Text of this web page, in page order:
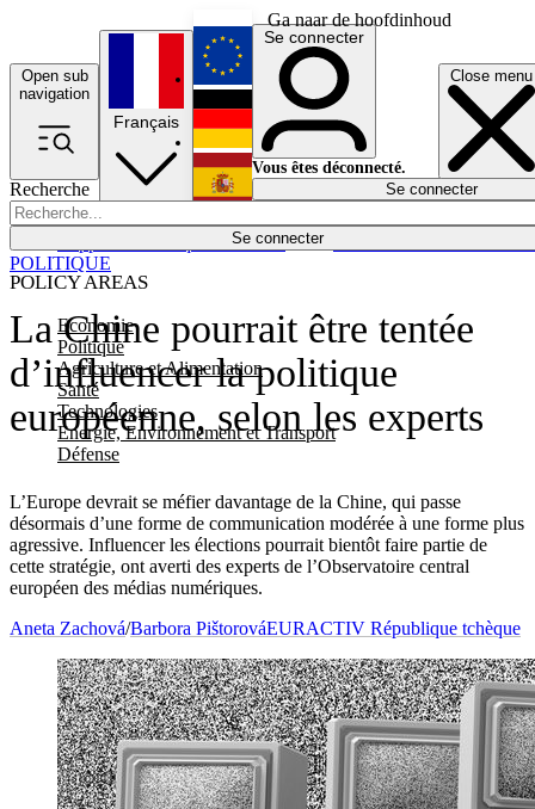
Ga naar de hoofdinhoud
Open sub
navigation
Close menu
Recherche
Se connecter
POLICY AREAS
Economie
Politique
Agriculture et Alimentation
Santé
Technologies
Energie, Environnement et Transport
Défense
Économie
Français
English
Deutsch
Español
Se connecter
Vous êtes déconnecté.
Se connecter
La Chine pourrait être tentée
d’influencer la politique
européenne, selon les experts
L’Europe devrait se méfier davantage de la Chine, qui passe
désormais d’une forme de communication modérée à une forme plus
agressive. Influencer les élections pourrait bientôt faire partie de
cette stratégie, ont averti des experts de l’Observatoire central
européen des médias numériques.
POLITIQUE
Aneta Zachová/Barbora PištorováEURACTIV République tchèque